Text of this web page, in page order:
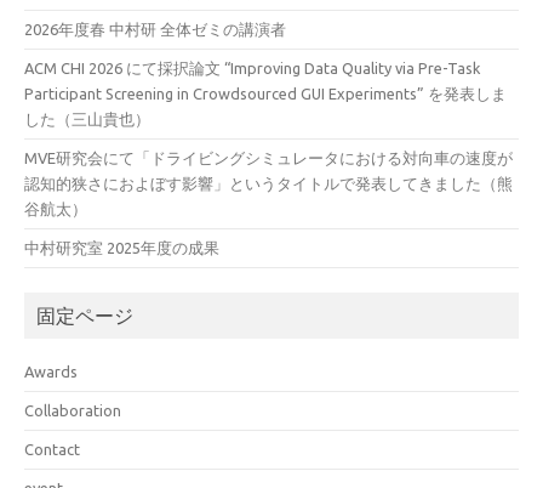
2026年度春 中村研 全体ゼミの講演者
ACM CHI 2026 にて採択論文 “Improving Data Quality via Pre-Task
Participant Screening in Crowdsourced GUI Experiments” を発表しま
した（三山貴也）
MVE研究会にて「ドライビングシミュレータにおける対向車の速度が
認知的狭さにおよぼす影響」というタイトルで発表してきました（熊
谷航太）
中村研究室 2025年度の成果
固定ページ
Awards
Collaboration
Contact